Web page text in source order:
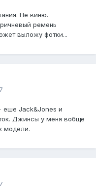
Не виню.
ремень
выложу фотки...
еше Jack&Jones и
Джинсы у меня вобще
модели.